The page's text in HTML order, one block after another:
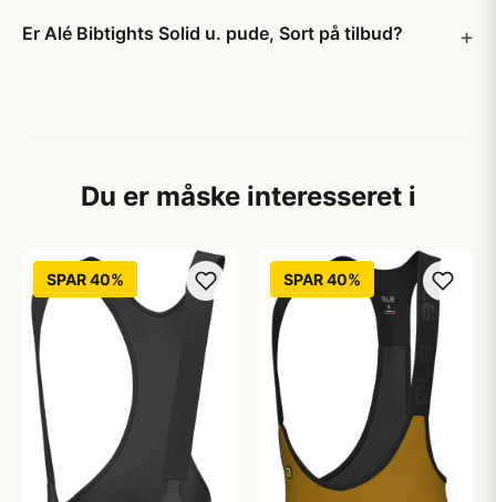
Er Alé Bibtights Solid u. pude, Sort på tilbud?
Du er måske interesseret i
SPAR 40% SPAR 40%